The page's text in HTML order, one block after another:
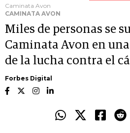
Caminata Avon
CAMINATA AVON
Miles de personas se
Caminata Avon en
de la lucha contra el
Forbes Digital